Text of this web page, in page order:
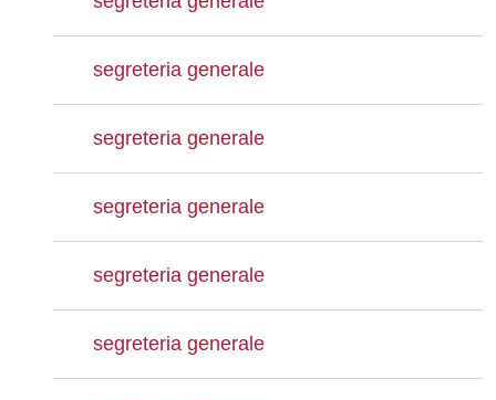
segreteria generale
segreteria generale
segreteria generale
segreteria generale
segreteria generale